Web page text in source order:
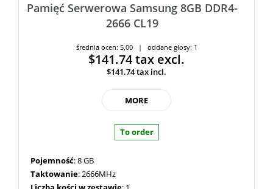
Pamięć Serwerowa Samsung 8GB DDR4-
2666 CL19
średnia ocen: 5,00 | oddane głosy: 1
$141.74tax excl.
$141.74tax incl.
MORE
To order
Pojemność: 8 GB
Taktowanie: 2666MHz